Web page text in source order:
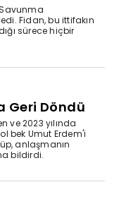
Savunma
Fidan, bu ittifakın
sürece hiçbir
Geri Döndü
ve 2023 yılında
bek Umut Erdem'i
anlaşmanın
bildirdi.